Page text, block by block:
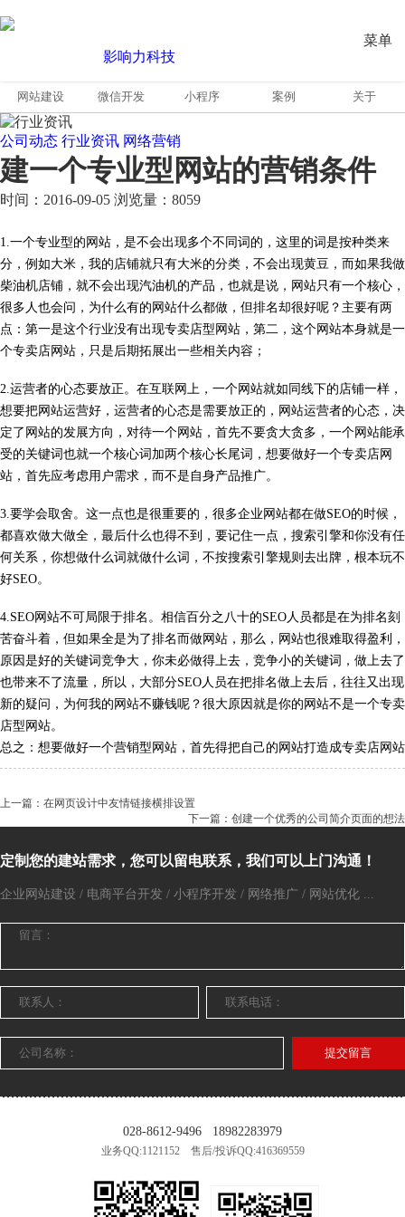
菜单
网站建设 微信开发 小程序 案例 关于
公司动态 行业资讯 网络营销
建一个专业型网站的营销条件
时间：2016-09-05 浏览量：8059
1.一个专业型的网站，是不会出现多个不同词的，这里的词是按种类来
分，例如大米，我的店铺就只有大米的分类，不会出现黄豆，而如果我做
柴油机店铺，就不会出现汽油机的产品，也就是说，网站只有一个核心，
很多人也会问，为什么有的网站什么都做，但排名却很好呢？主要有两
点：第一是这个行业没有出现专卖店型网站，第二，这个网站本身就是一
个专卖店网站，只是后期拓展出一些相关内容；
2.运营者的心态要放正。在互联网上，一个网站就如同线下的店铺一样，
想要把网站运营好，运营者的心态是需要放正的，网站运营者的心态，决
定了网站的发展方向，对待一个网站，首先不要贪大贪多，一个网站能承
受的关键词也就一个核心词加两个核心长尾词，想要做好一个专卖店网
站，首先应考虑用户需求，而不是自身产品推广。
3.要学会取舍。这一点也是很重要的，很多企业网站都在做SEO的时候，
都喜欢做大做全，最后什么也得不到，要记住一点，搜索引擎和你没有任
何关系，你想做什么词就做什么词，不按搜索引擎规则去出牌，根本玩不
好SEO。
4.SEO网站不可局限于排名。相信百分之八十的SEO人员都是在为排名刻
苦奋斗着，但如果全是为了排名而做网站，那么，网站也很难取得盈利，
原因是好的关键词竞争大，你未必做得上去，竞争小的关键词，做上去了
也带来不了流量，所以，大部分SEO人员在把排名做上去后，往往又出现
新的疑问，为何我的网站不赚钱呢？很大原因就是你的网站不是一个专卖
店型网站。
总之： 想要做好一个营销型网站，首先得把自己的网站打造成专卖店网站
上一篇：在网页设计中友情链接横排设置
下一篇：创建一个优秀的公司简介页面的想法
定制您的建站需求，您可以留电联系，我们可以上门沟通！
企业网站建设 / 电商平台开发 / 小程序开发 / 网络推广 / 网站优化 ...
提交留言
028-8612-9496 18982283979
业务QQ:1121152 售后/投诉QQ:416369559